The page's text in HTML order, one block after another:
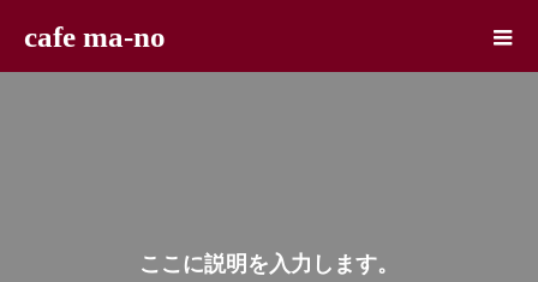
cafe ma-no
こ こ に説明 を 入 力 し ま す。